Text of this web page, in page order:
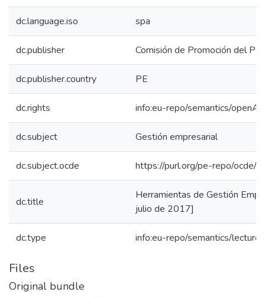
dc.language.iso spa
dc.publisher Comisión de Promoción del
dc.publisher.country PE
dc.rights info:eu-repo/semantics/
dc.subject Gestión empresarial
dc.subject.ocde https://purl.org/pe-repo/ocde/
dc.title
Herramientas de Gestión
julio de 2017]
dc.type info:eu-repo/semantics/lecture
Files
Original bundle